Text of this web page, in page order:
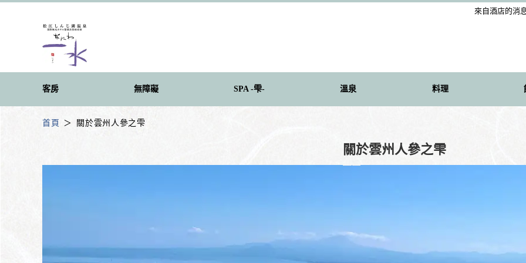
來自酒店的消
客房 無障礙 SPA -雫- 溫泉 料理
首頁 關於雲州人參之雫
關於雲州人參之雫